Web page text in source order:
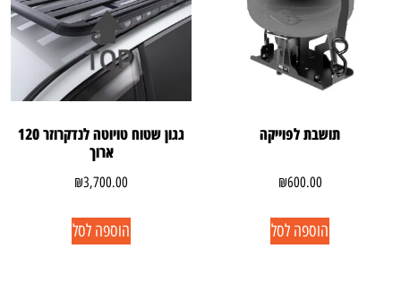
תושבת לפוייקה
₪600.00
הוספה לסל
גגון שטוח טויוטה לנדקרוזר 120
ארוך
₪3,700.00
הוספה לסל